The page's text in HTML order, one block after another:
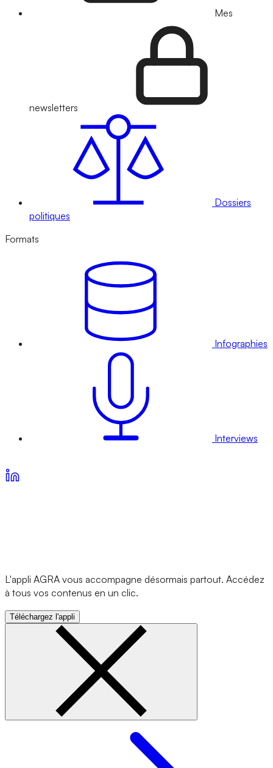
Mes
newsletters
Dossiers
politiques
Formats
Infographies
Interviews
L'appli AGRA vous accompagne désormais partout. Accédez
à tous vos contenus en un clic.
Téléchargez l'appli